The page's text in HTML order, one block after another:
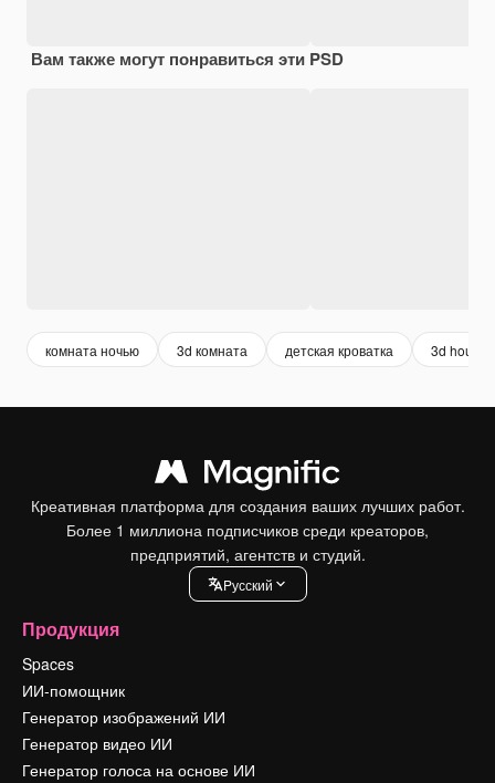
Вам также могут понравиться эти PSD
комната ночью 3d комната детская кроватка 3d house
Креативная платформа для создания ваших лучших работ.
Более 1 миллиона подписчиков среди креаторов,
предприятий, агентств и студий.
Pусский
Продукция
Spaces
ИИ-помощник
Генератор изображений ИИ
Генератор видео ИИ
Генератор голоса на основе ИИ